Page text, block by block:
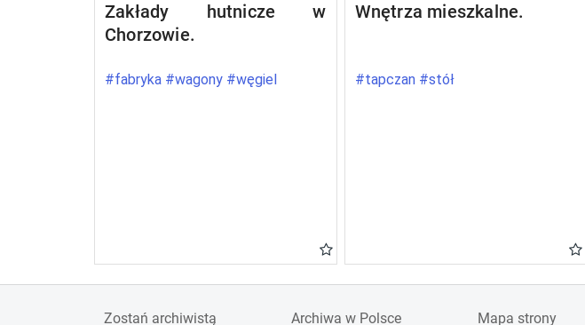
Zakłady hutnicze w
Chorzowie.
#fabryka #wagony #węgiel
Wnętrza mieszkalne.
#tapczan #stół
Zostań archiwistą Archiwa w Polsce Mapa strony